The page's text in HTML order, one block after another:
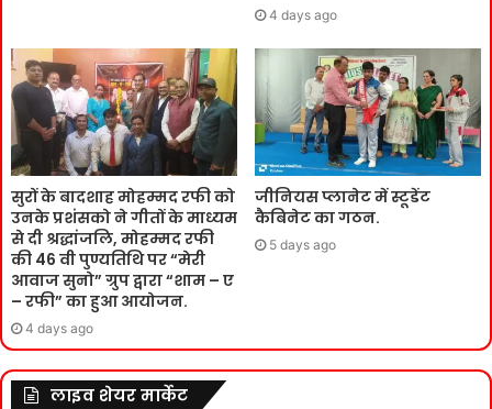
4 days ago
सुरों के बादशाह मोहम्मद रफी को
उनके प्रशंसको ने गीतों के माध्यम
से दी श्रद्धांजलि, मोहम्मद रफी
की 46 वी पुण्यतिथि पर “मेरी
आवाज सुनो” ग्रुप द्वारा “शाम – ए
– रफी” का हुआ आयोजन.
4 days ago
जीनियस प्लानेट में स्टूडेंट
कैबिनेट का गठन.
5 days ago
लाइव शेयर मार्केट